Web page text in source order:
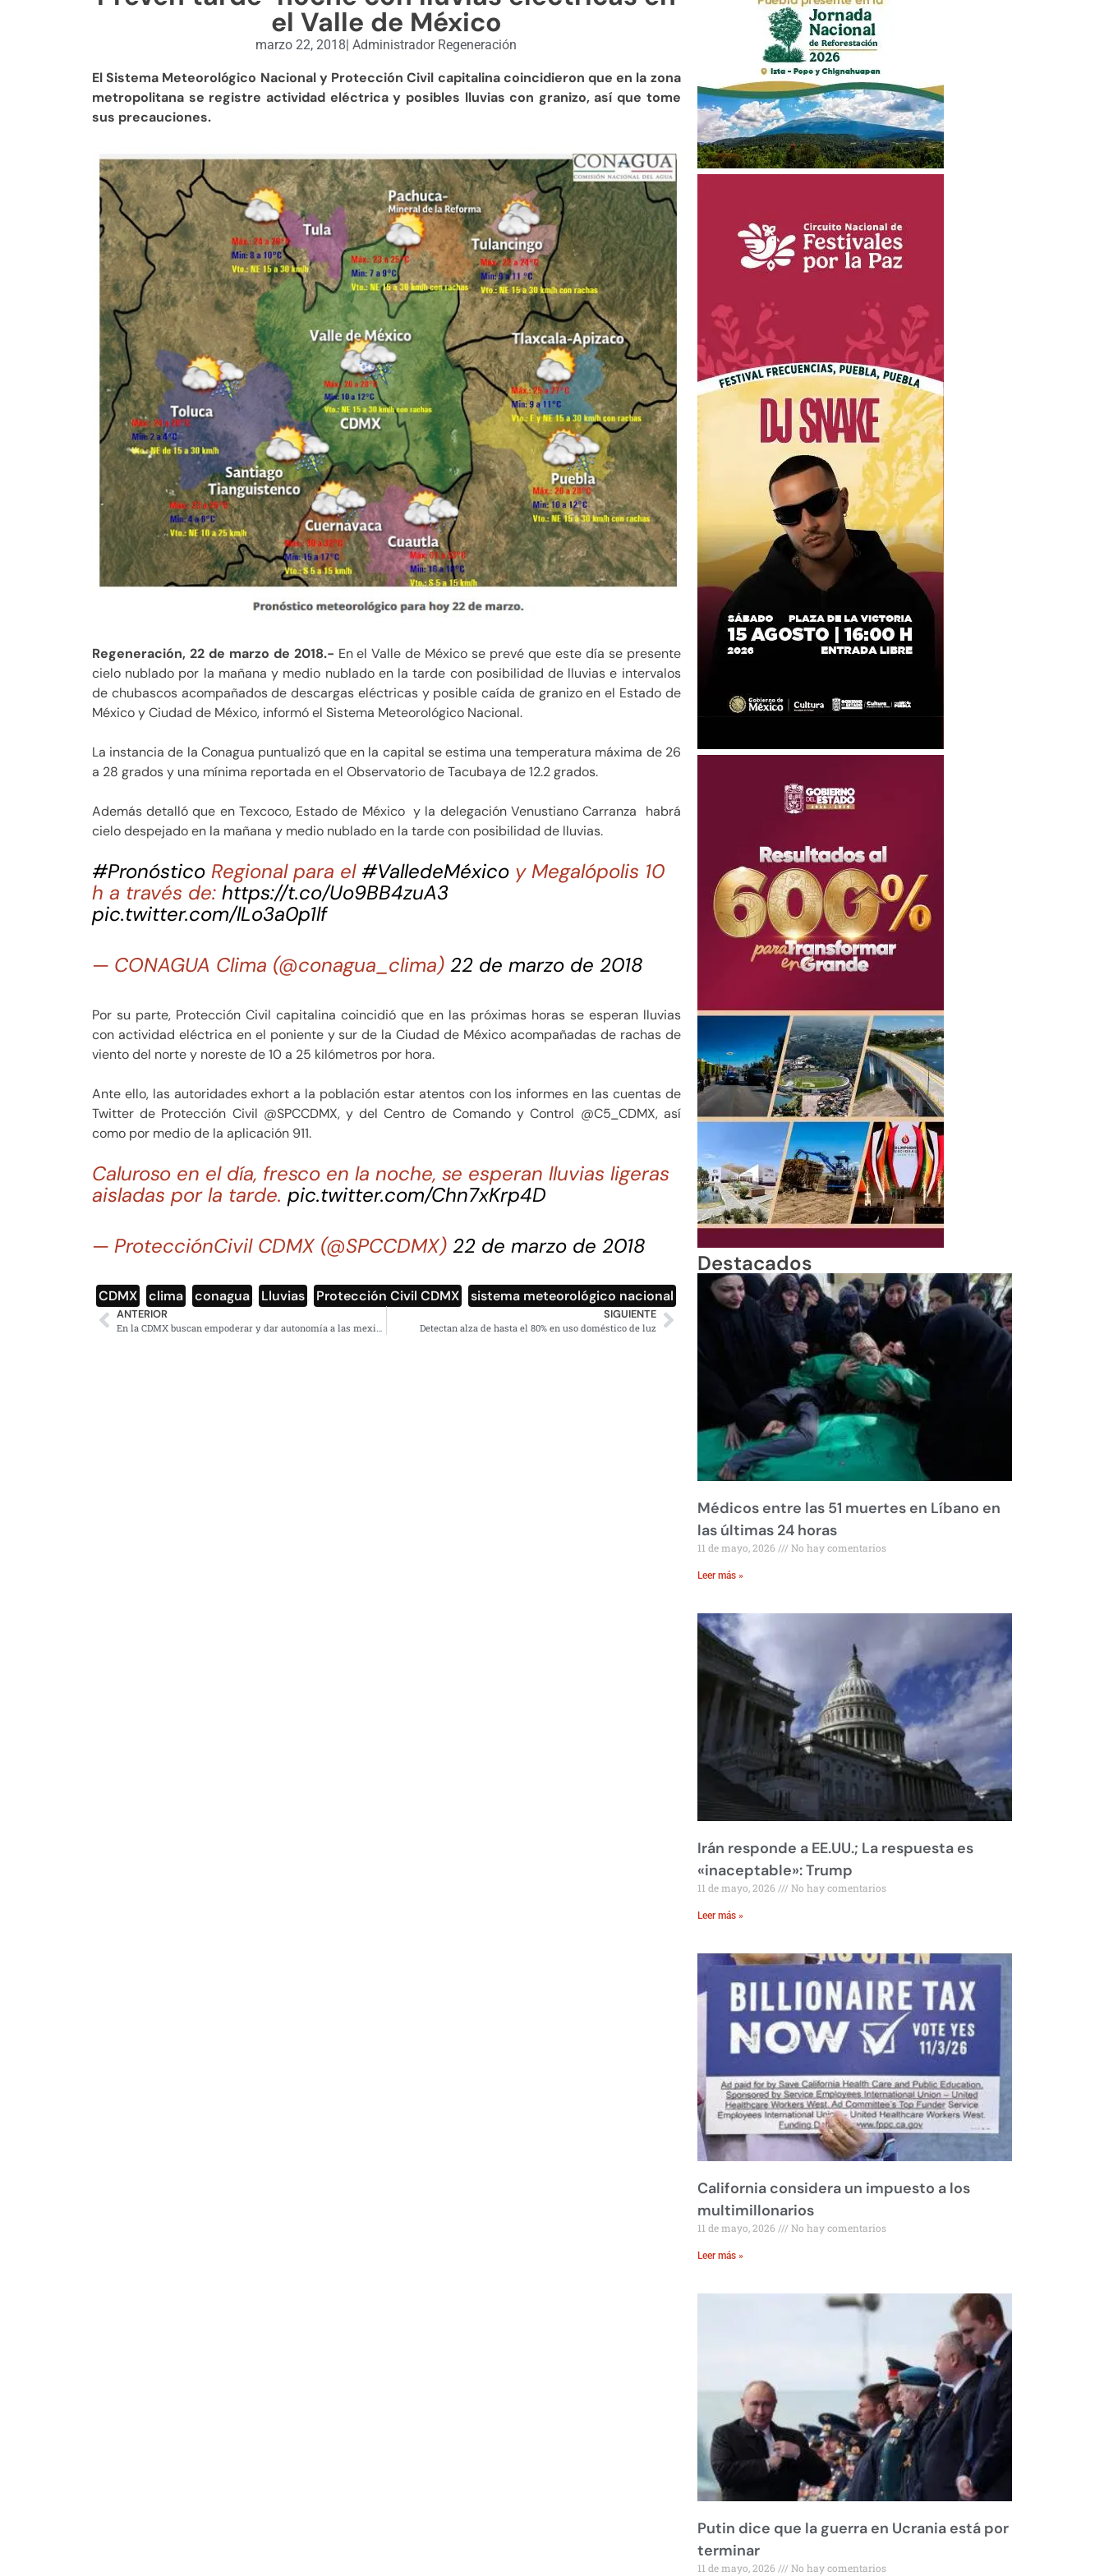
el Valle de México
marzo 22, 2018 Administrador Regeneración
El Sistema Meteorológico Nacional y Protección Civil capitalina coincidieron que en la zona
metropolitana se registre actividad eléctrica y posibles lluvias con granizo, así que tome
sus precauciones.
Regeneración, 22 de marzo de 2018.- En el Valle de México se prevé que este día se presente
cielo nublado por la mañana y medio nublado en la tarde con posibilidad de lluvias e intervalos
de chubascos acompañados de descargas eléctricas y posible caída de granizo en el Estado de
México y Ciudad de México, informó el Sistema Meteorológico Nacional.
La instancia de la Conagua puntualizó que en la capital se estima una temperatura máxima de 26
a 28 grados y una mínima reportada en el Observatorio de Tacubaya de 12.2 grados.
Además detalló que en Texcoco, Estado de México y la delegación Venustiano Carranza habrá
cielo despejado en la mañana y medio nublado en la tarde con posibilidad de lluvias.
#Pronóstico Regional para el #ValledeMéxico y Megalópolis 10
h a través de: https://t.co/Uo9BB4zuA3
pic.twitter.com/lLo3a0p1lf
— CONAGUA Clima (@conagua_clima) 22 de marzo de 2018
Por su parte, Protección Civil capitalina coincidió que en las próximas horas se esperan lluvias
con actividad eléctrica en el poniente y sur de la Ciudad de México acompañadas de rachas de
viento del norte y noreste de 10 a 25 kilómetros por hora.
Ante ello, las autoridades exhort a la población estar atentos con los informes en las cuentas de
Twitter de Protección Civil @SPCCDMX, y del Centro de Comando y Control @C5_CDMX, así
como por medio de la aplicación 911.
Caluroso en el día, fresco en la noche, se esperan lluvias ligeras
aisladas por la tarde. pic.twitter.com/Chn7xKrp4D
— ProtecciónCivil CDMX (@SPCCDMX) 22 de marzo de 2018
CDMX clima conagua Lluvias Protección Civil CDMX sistema meteorológico nacional
ANTERIOR SIGUIENTE
Detectan alza de hasta el 80% en uso doméstico de luz
Destacados
Médicos entre las 51 muertes en Líbano en
las últimas 24 horas
11 de mayo, 2026 No hay comentarios
Leer más »
Irán responde a EE.UU.; La respuesta es
«inaceptable»: Trump
11 de mayo, 2026 No hay comentarios
Leer más »
California considera un impuesto a los
multimillonarios
11 de mayo, 2026 No hay comentarios
Leer más »
Putin dice que la guerra en Ucrania está por
terminar
11 de mayo, 2026 No hay comentarios